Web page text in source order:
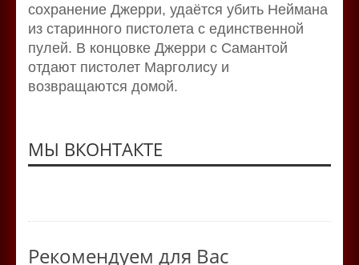
сохранение Джерри, удаётся убить Неймана
из старинного пистолета с единственной
пулей. В концовке Джерри с Самантой
отдают пистолет Марголису и
возвращаются домой.
МЫ ВКОНТАКТЕ
Рекомендуем для Вас